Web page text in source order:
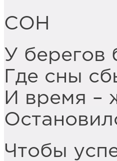
СОН
У берегов
Где сны
И время –
Чтобы